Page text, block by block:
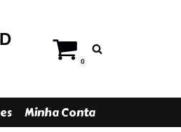
0
Minha Conta